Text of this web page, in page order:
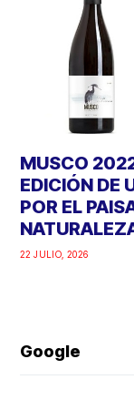
MUSCO
EDICIÓN DE
POR EL
22 JULIO, 2026
Google